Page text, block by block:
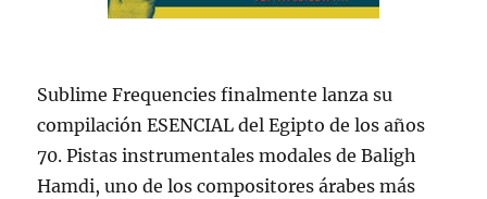
Sublime Frequencies finalmente lanza su
compilación ESENCIAL del Egipto de los años
70. Pistas instrumentales modales de Baligh
Hamdi, uno de los compositores árabes más